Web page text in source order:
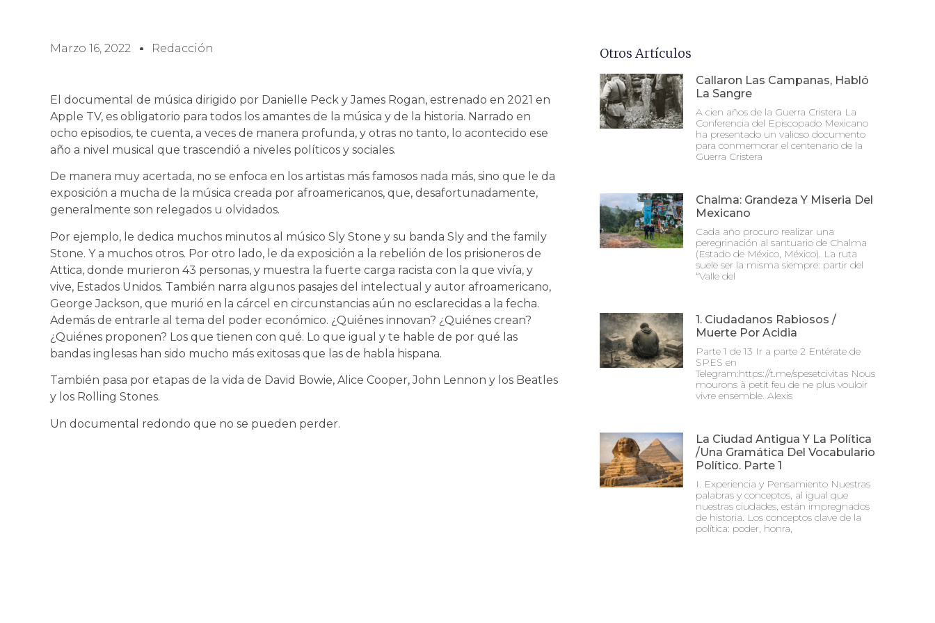
Marzo 16, 2022 Redacción
El documental de música dirigido por Danielle Peck y James Rogan, estrenado en 2021 en
Apple TV, es obligatorio para todos los amantes de la música y de la historia. Narrado en
ocho episodios, te cuenta, a veces de manera profunda, y otras no tanto, lo acontecido ese
año a nivel musical que trascendió a niveles políticos y sociales.
De manera muy acertada, no se enfoca en los artistas más famosos nada más, sino que le da
exposición a mucha de la música creada por afroamericanos, que, desafortunadamente,
generalmente son relegados u olvidados.
Por ejemplo, le dedica muchos minutos al músico Sly Stone y su banda Sly and the family
Stone. Y a muchos otros. Por otro lado, le da exposición a la rebelión de los prisioneros de
Attica, donde murieron 43 personas, y muestra la fuerte carga racista con la que vivía, y
vive, Estados Unidos. También narra algunos pasajes del intelectual y autor afroamericano,
George Jackson, que murió en la cárcel en circunstancias aún no esclarecidas a la fecha.
Además de entrarle al tema del poder económico. ¿Quiénes innovan? ¿Quiénes crean?
¿Quiénes proponen? Los que tienen con qué. Lo que igual y te hable de por qué las
bandas inglesas han sido mucho más exitosas que las de habla hispana.
También pasa por etapas de la vida de David Bowie, Alice Cooper, John Lennon y los Beatles
y los Rolling Stones.
Un documental redondo que no se pueden perder.
Otros Artículos
Callaron Las Campanas, Habló
La Sangre
A cien años de la Guerra Cristera La
Conferencia del Episcopado Mexicano
ha presentado un valioso documento
para conmemorar el centenario de la
Guerra Cristera
Chalma: Grandeza Y Miseria Del
Mexicano
Cada año procuro realizar una
peregrinación al santuario de Chalma
(Estado de México, México). La ruta
suele ser la misma siempre: partir del
“Valle del
1. Ciudadanos Rabiosos /
Muerte Por Acidia
Parte 1 de 13 Ir a parte 2 Entérate de
SPES en
Telegram:https://t.me/spesetcivitas Nous
mourons à petit feu de ne plus vouloir
vivre ensemble. Alexis
La Ciudad Antigua Y La Política
/Una Gramática Del Vocabulario
Político. Parte 1
I. Experiencia y Pensamiento Nuestras
palabras y conceptos, al igual que
nuestras ciudades, están impregnados
de historia. Los conceptos clave de la
política: poder, honra,